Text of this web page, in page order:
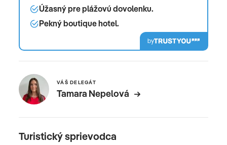
Úžasný pre plážovú dovolenku.
Pekný boutique hotel.
by
VÁŠ DELEGÁT
Tamara Nepelová
Turistický sprievodca